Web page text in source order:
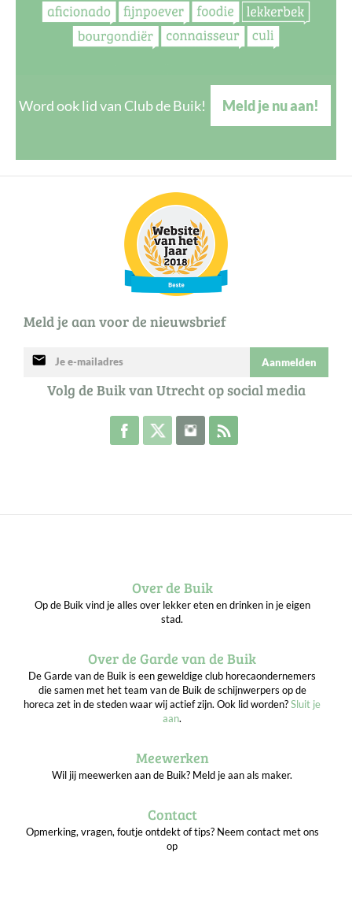
Word ook lid van Club de Buik! Meld je nu aan!
Meld je aan voor de nieuwsbrief
mail Aanmelden
Volg de Buik van Utrecht op social media
Volg de Buik op Facebook
Volg de Buik op Twitter
Volg de Buik op Instagram
Over de Buik
Op de Buik vind je alles over lekker eten en drinken in je eigen
stad.
Over de Garde van de Buik
De Garde van de Buik is een geweldige club horecaondernemers
die samen met het team van de Buik de schijnwerpers op de
horeca zet in de steden waar wij actief zijn. Ook lid worden?Sluit je
aan.
Meewerken
Wil jij meewerken aan de Buik? Meld je aan als maker.
Contact
Opmerking, vragen, foutje ontdekt of tips? Neem contact met ons
op